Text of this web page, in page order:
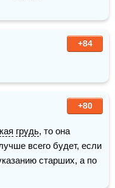
+84
+80
грудь, то она
старших, а по